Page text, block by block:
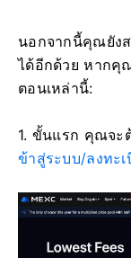
นอกจากนี้คุณยัง
ได้อีกด้วยหากคุ
ตอนเหล่านี้:
1. ขั้นแรก คุณจะ
ข้าสู่ระบบ/ลงทะเ